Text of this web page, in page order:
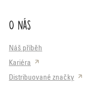
O nás
Náš příběh
Kariéra
Distribuované značky